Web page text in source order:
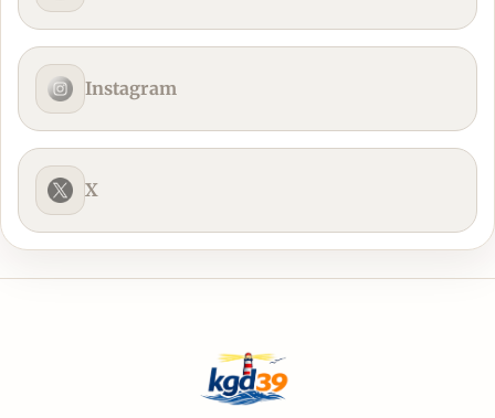
Instagram
X